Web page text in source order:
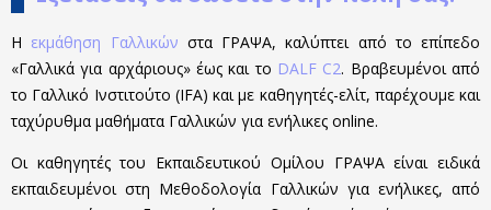
Η εκμάθηση Γαλλικών στα ΓΡΑΨΑ, καλύπτει από το επίπεδο
«Γαλλικά για αρχάριους» έως και το DALF C2. Βραβευμένοι από
το Γαλλικό Ινστιτούτο (IFA) και με καθηγητές-ελίτ, παρέχουμε και
ταχύρυθμα μαθήματα Γαλλικών για ενήλικες online.
Οι καθηγητές του Εκπαιδευτικού Ομίλου ΓΡΑΨΑ είναι ειδικά
εκπαιδευμένοι στη Μεθοδολογία Γαλλικών για ενήλικες, από